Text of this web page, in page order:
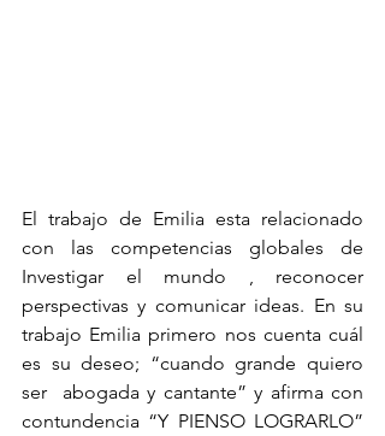
El trabajo de Emilia esta relacionado
con las competencias globales de
Investigar el mundo , reconocer
perspectivas y comunicar ideas. En su
trabajo Emilia primero nos cuenta cuál
es su deseo; “cuando grande quiero
ser  abogada y cantante” y afirma con
contundencia “Y PIENSO LOGRARLO”